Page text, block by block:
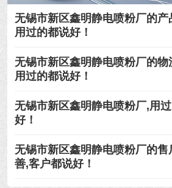
无锡市新区鑫明静电喷粉厂的产
用过的都说好！
无锡市新区鑫明静电喷粉厂的物
用过的都说好！
无锡市新区鑫明静电喷粉厂,用
好！
无锡市新区鑫明静电喷粉厂的售
善,客户都说好！